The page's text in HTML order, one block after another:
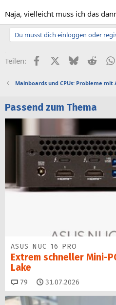
Naja, vielleicht muss ich das
Du musst dich einloggen oder
Teilen: FacebookX (Twitter)
BlueskyReddit
Mainboards und CPUs: Probleme mit
Passend zum Thema
ASUS NUC 16 PRO
Extrem schneller Mini-
Lake
79 Kommentare
31.07.2026